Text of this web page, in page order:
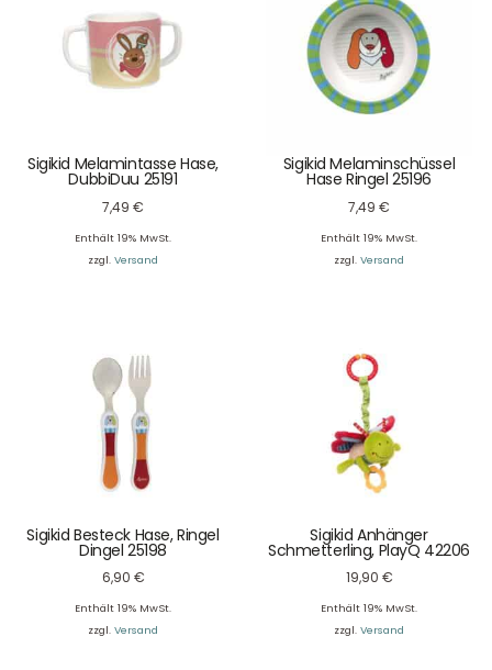
Sigikid Melamintasse Hase,
DubbiDuu 25191
7,49 €
Enthält 19% MwSt.
zzgl. Versand
Sigikid Melaminschüssel
Hase Ringel 25196
7,49 €
Enthält 19% MwSt.
zzgl. Versand
Sigikid Besteck Hase, Ringel
Dingel 25198
6,90 €
Enthält 19% MwSt.
zzgl. Versand
Sigikid Anhänger
Schmetterling, PlayQ 42206
19,90 €
Enthält 19% MwSt.
zzgl. Versand